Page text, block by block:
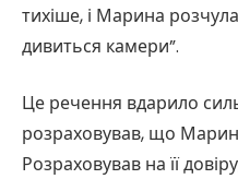
тихіше, і Марина
дивиться камери”.
Це речення вдарило
розраховував, що
Розраховував на її